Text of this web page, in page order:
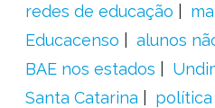
redes de educação
Educacenso
alunos
BAE nos estados
Santa Catarina